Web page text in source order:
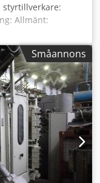
styrtillverkare:
Allmänt:
Max.
Y/Z: 300/300/370
I
8 000
31 kW
stationer B-axel:
+ 1 x
Verktygshållare:
Nm
pneumatisk
Småannons